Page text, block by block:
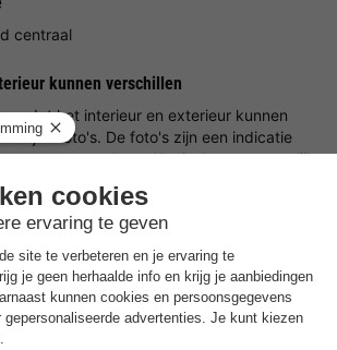
centraal
kunnen verschillen
dat het interieur en exterieur kunnen
foto's. De foto's zijn een indicatie
kunt verwachten. Het is daarom mogelijk
de foto's.
op het vakantiepark wilt verblijven, moet
Het vakantiepark kan groepen
borg vragen.